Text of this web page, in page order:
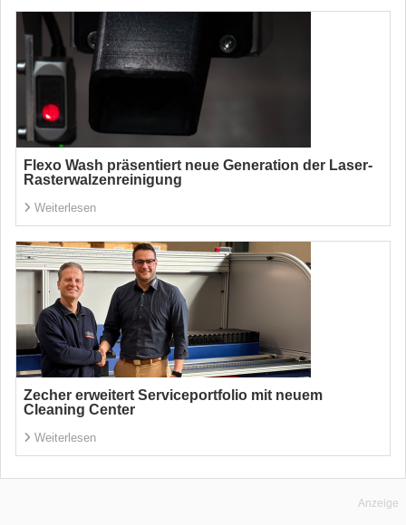
Flexo Wash präsentiert neue Generation der Laser-
Rasterwalzenreinigung
Weiterlesen
Zecher erweitert Serviceportfolio mit neuem
Cleaning Center
Weiterlesen
Anzeige